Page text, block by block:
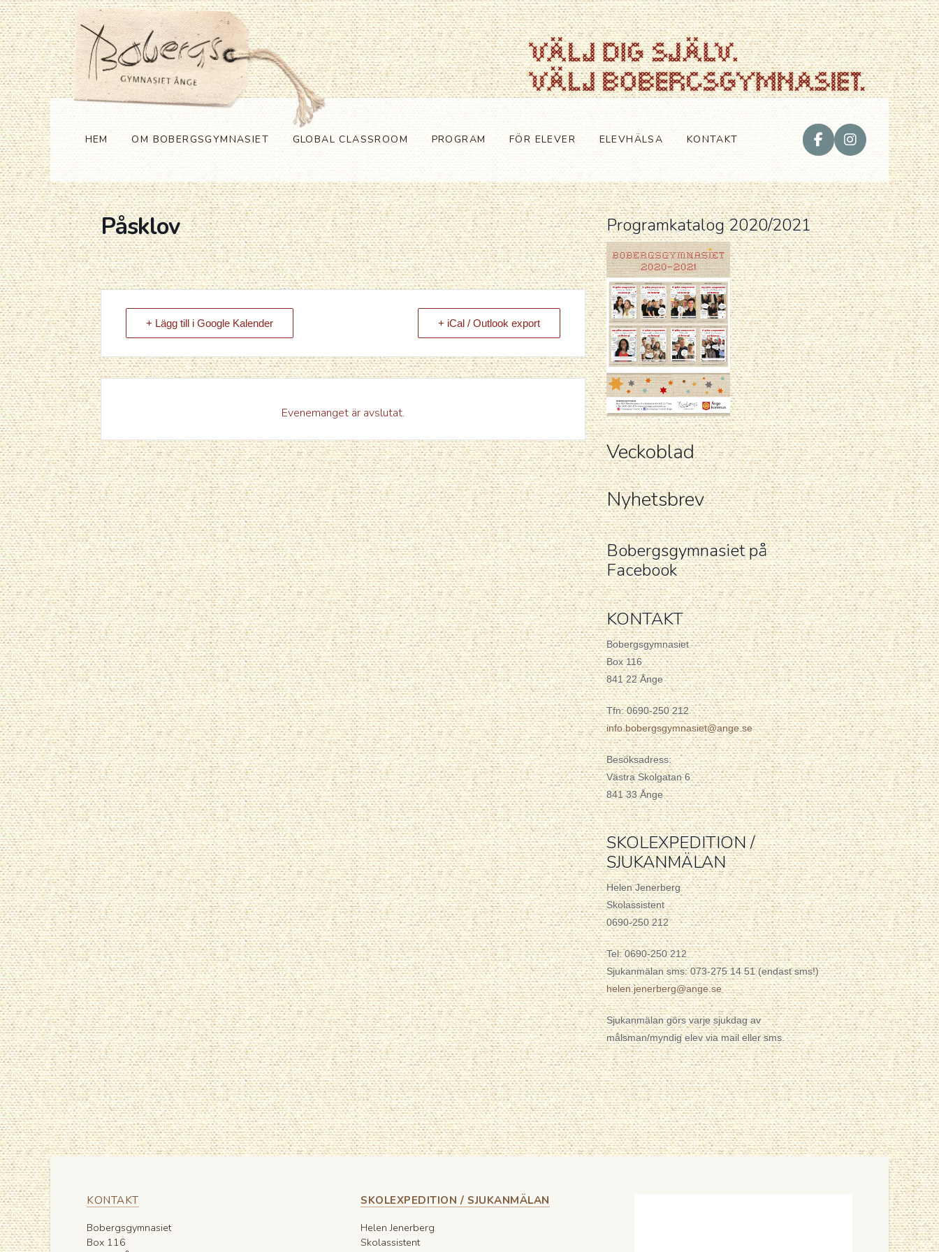
HEM OM BOBERGSGYMNASIET GLOBAL CLASSROOM PROGRAM FÖR ELEVER ELEVHÄLSA KONTAKT
Påsklov
+ Lägg till i Google Kalender + iCal / Outlook export
Evenemanget är avslutat.
Programkatalog 2020/2021
Veckoblad
Nyhetsbrev
Bobergsgymnasiet på
Facebook
KONTAKT
Bobergsgymnasiet
Box 116
841 22 Ånge
Tfn: 0690-250 212
info.bobergsgymnasiet@ange.se
Besöksadress:
Västra Skolgatan 6
841 33 Ånge
SKOLEXPEDITION /
SJUKANMÄLAN
Helen Jenerberg
Skolassistent
0690-250 212
Tel: 0690-250 212
Sjukanmälan sms: 073-275 14 51 (endast sms!)
helen.jenerberg@ange.se
Sjukanmälan görs varje sjukdag av
målsman/myndig elev via mail eller sms.
KONTAKT
Bobergsgymnasiet
Box 116
SKOLEXPEDITION / SJUKANMÄLAN
Helen Jenerberg
Skolassistent